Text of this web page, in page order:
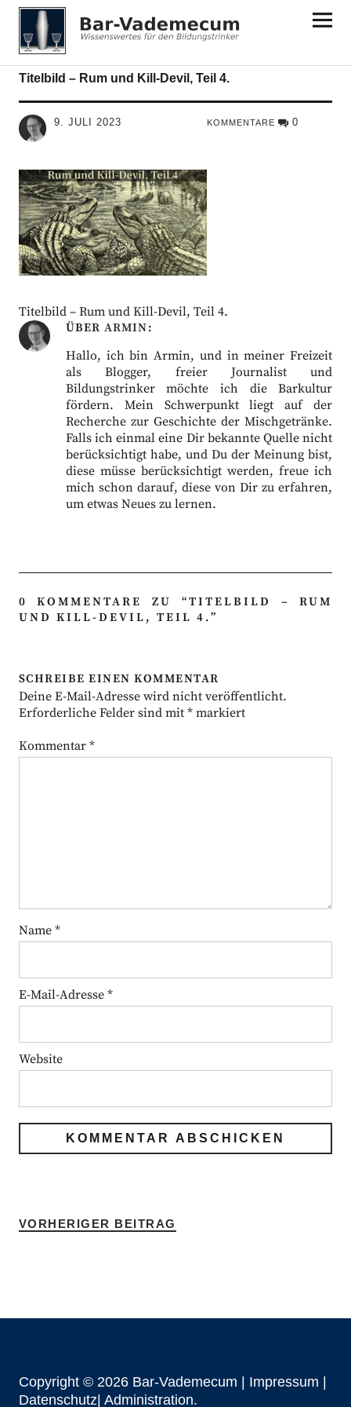
Bar-Vademecum
Titelbild – Rum und Kill-Devil, Teil 4.
9. JULI 2023 KOMMENTARE 0
Titelbild – Rum und Kill-Devil, Teil 4.
ÜBER ARMIN
Hallo, ich bin Armin, und in meiner Freizeit
als Blogger, freier Journalist und
Bildungstrinker möchte ich die Barkultur
fördern. Mein Schwerpunkt liegt auf der
Recherche zur Geschichte der Mischgetränke.
Falls ich einmal eine Dir bekannte Quelle nicht
berücksichtigt habe, und Du der Meinung bist,
diese müsse berücksichtigt werden, freue ich
mich schon darauf, diese von Dir zu erfahren,
um etwas Neues zu lernen.
0 KOMMENTARE ZU “TITELBILD – RUM
UND KILL-DEVIL, TEIL 4.”
SCHREIBE EINEN KOMMENTAR
Deine E-Mail-Adresse wird nicht veröffentlicht.
Erforderliche Felder sind mit *markiert
Kommentar *
Name *
E-Mail-Adresse *
Website
VORHERIGER BEITRAG
Copyright © 2026 Bar-Vademecum | Impressum
Datenschutz| Administration